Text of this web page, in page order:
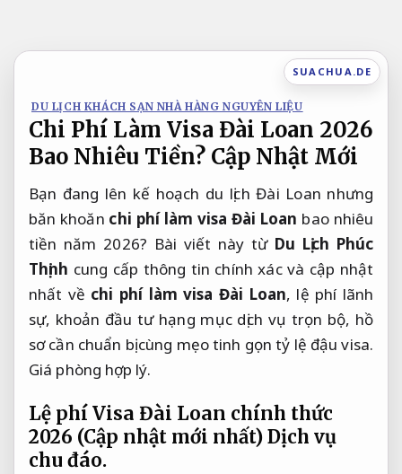
nội
SUACHUA.DE
DU LỊCH KHÁCH SẠN NHÀ HÀNG NGUYÊN LIỆU
Chi Phí Làm Visa Đài Loan 2026
Bao Nhiêu Tiền? Cập Nhật Mới
Bạn đang lên kế hoạch du lịch Đài Loan nhưng
băn khoăn chi phí làm visa Đài Loan bao nhiêu
tiền năm 2026? Bài viết này từ Du Lịch Phúc
Thịnh cung cấp thông tin chính xác và cập nhật
nhất về chi phí làm visa Đài Loan, lệ phí lãnh
sự, khoản đầu tư hạng mục dịch vụ trọn bộ, hồ
Giá phòng hợp lý.
Lệ phí Visa Đài Loan chính thức
2026 (Cập nhật mới nhất)Dịch vụ
chu đáo.